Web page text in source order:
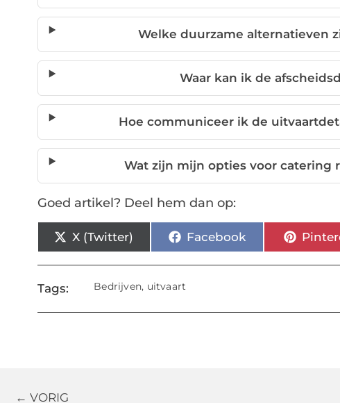
Welke duurzame alternatieven
Waar kan ik de
Hoe communiceer ik de
Wat zijn mijn opties voor catering
Goed artikel? Deel hem dan op:
X (Twitter) Facebook
Tags: Bedrijven, uitvaart
← VORIG